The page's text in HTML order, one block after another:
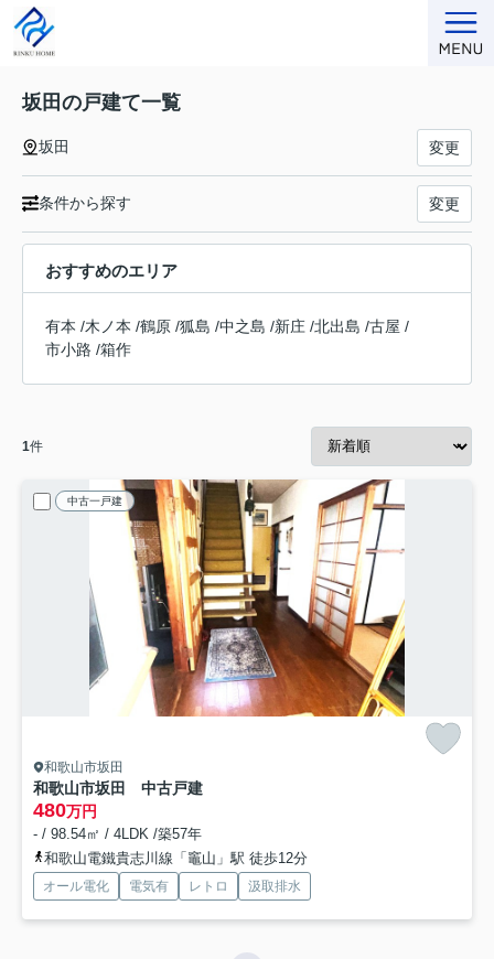
坂田の戸建て一覧
坂田 変更
条件から探す 変更
おすすめのエリア
有本 /木ノ本 /鶴原 /狐島 /中之島 /新庄 /北出島 /古屋 /
市小路 /箱作
1件
中古一戸建
和歌山市坂田
和歌山市坂田 中古戸建
480万円
- / 98.54㎡ / 4LDK /築57年
和歌山電鐵貴志川線「竈山」駅 徒歩12分
オール電化 電気有 レトロ 汲取排水